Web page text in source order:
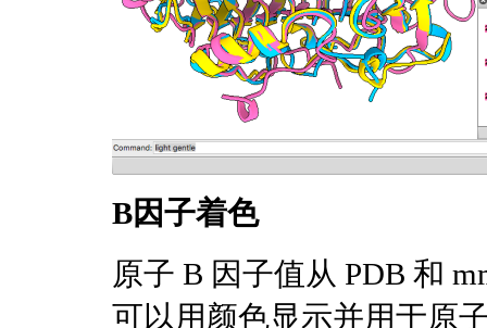
B因子着色
原子 B 因子值从 PDB 和
可以用颜色显示并用于原